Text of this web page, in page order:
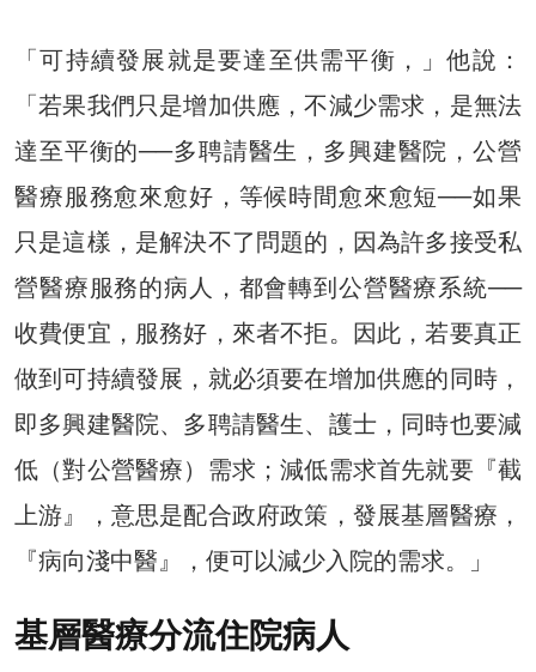
「可持續發展就是要達至供需平衡，」他說：
「若果我們只是增加供應，不減少需求，是無法
達至平衡的──多聘請醫生，多興建醫院，公營
醫療服務愈來愈好，等候時間愈來愈短──如果
只是這樣，是解決不了問題的，因為許多接受私
營醫療服務的病人，都會轉到公營醫療系統──
收費便宜，服務好，來者不拒。因此，若要真正
做到可持續發展，就必須要在增加供應的同時，
即多興建醫院、多聘請醫生、護士，同時也要減
低（對公營醫療）需求；減低需求首先就要『截
上游』，意思是配合政府政策，發展基層醫療，
『病向淺中醫』，便可以減少入院的需求。」
基層醫療分流住院病人